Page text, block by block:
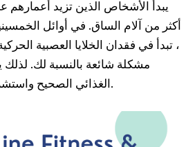
أكثر من آلام الساق. في أوائل
، تبدأ في فقدان الخلايا العصبية
مشكلة شائعة بالنسبة لك.
الغذائي الصحيح واستشر طبيبك من وقت لآخر.